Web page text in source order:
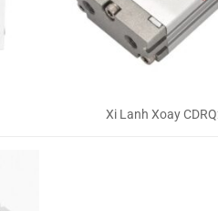
Xi Lanh Xoay